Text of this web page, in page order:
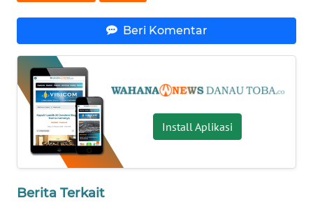
Beri Komentar
Install Aplikasi
Berita Terkait
WN
KALSEL
WN
KALTIM
SULSEL